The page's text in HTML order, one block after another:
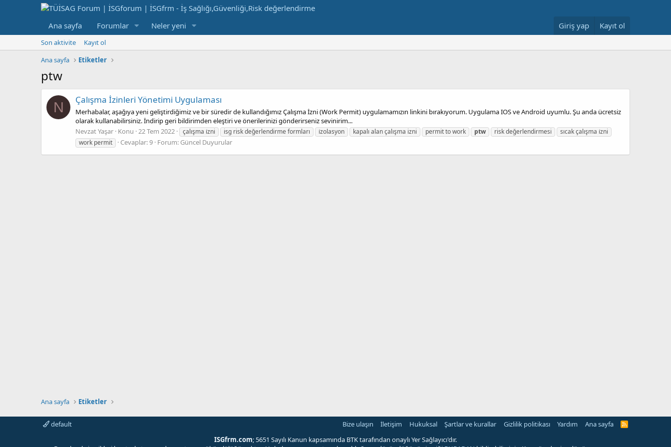
Ana sayfa Forumlar Neler yeni Giriş yap Kayıt ol
Son aktivite
Kayıt ol
Ana sayfa
Etiketler
ptw
N Çalışma İzinleri Yönetimi Uygulaması
Merhabalar, aşağıya yeni geliştirdiğimiz ve bir süredir de kullandığımız Çalışma İzni (Work Permit) uygulamamızın linkini bırakıyorum. Uygulama IOS ve Android uyumlu. Şu anda ücretsiz
olarak kullanabilirsiniz. İndirip geri bildirimden eleştiri ve önerilerinizi gönderirseniz sevinirim...
Nevzat Yaşar Konu 22 Tem 2022 çalışma i̇zni isg risk değerlendirme formları i̇zolasyon kapalı alan çalışma izni permit to work ptw risk değerlendirmesi
sıcak çalışma i̇zni
work permit
Cevaplar: 9 Forum: Güncel Duyurular
Ana sayfa Etiketler
default Bize ulaşın İletişim Hukuksal Şartlar ve kurallar Gizlilik politikası Yardım Ana sayfa
R
ISGfrm.com; 5651 Sayılı Kanun kapsamında BTK tarafından onaylı Yer Sağlayıcı'dır.